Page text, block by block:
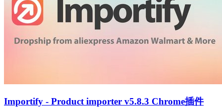
Importify - Product importer v5.8.3 Chrome插件